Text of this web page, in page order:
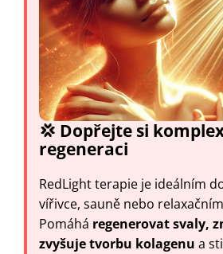
💢 Dopřejte si
regeneraci
RedLight terapie je ideálním
vířivce, sauně nebo
Pomáhá regenerovat svaly,
zvyšuje tvorbu kolagenu a